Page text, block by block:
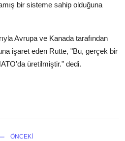
bir sisteme sahip olduğuna
Avrupa ve Kanada tarafından
işaret eden Rutte, "Bu, gerçek bir
üretilmiştir." dedi.
ÖNCEKI